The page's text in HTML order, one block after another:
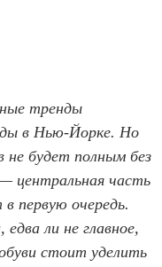
тренды
в Нью-Йорке. Но
не будет полным без
центральная часть
первую очередь.
ли не главное,
стоит уделить